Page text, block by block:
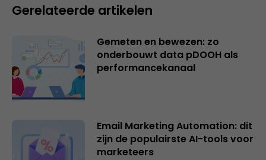
Gerelateerde artikelen
Gemeten en bewezen: zo
onderbouwt data pDOOH als
performancekanaal
Email Marketing Automation: dit
zijn de populairste AI-tools voor
marketeers